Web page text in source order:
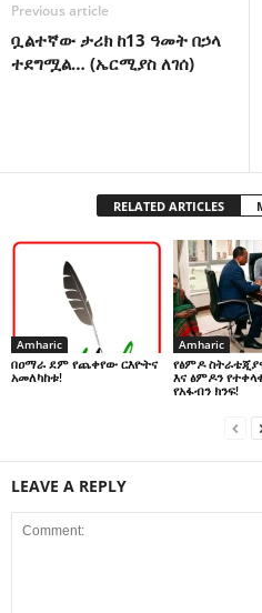
Previous article
ቧልተኛው ታሪክ ከ13 ዓመት በኃላ
ተደግሟል… (ኤርሚያስ ለገሰ)
RELATED ARTICLES
Amharic
በዐማራ ደም የጨቀየው ርእዮትና
አመለካከቱ!
Amharic
የፅምዶ
እና ፅምዶን
የአፋብን ክንፍ!
LEAVE A REPLY